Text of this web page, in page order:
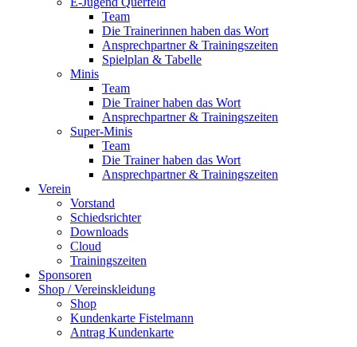
Team
Die Trainerinnen haben das Wort
Ansprechpartner & Trainingszeiten
Spielplan & Tabelle
Minis
Team
Die Trainer haben das Wort
Ansprechpartner & Trainingszeiten
Super-Minis
Team
Die Trainer haben das Wort
Ansprechpartner & Trainingszeiten
Verein
Vorstand
Schiedsrichter
Downloads
Cloud
Trainingszeiten
Sponsoren
Shop / Vereinskleidung
Shop
Kundenkarte Fistelmann
Antrag Kundenkarte